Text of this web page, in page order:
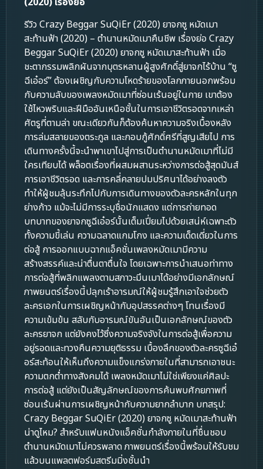
รีวิว Crazy Beggar SuQiEr (2020) ยาจกซู หมัดเมา
สะท้านฟ้า (2020) – ตำนานหมัดเมาคืนชีพ เรื่องย่อ Crazy
Beggar SuQiEr (2020) ยาจกซู หมัดเมาสะท้านฟ้า เมื่อ
ชะตากรรมพลิกผันจากบุตรหลานผู้สูงศักดิ์สู่ยาจกไร้บ้าน “ซู
ฉีเอ๋อร์” ต้องเผชิญกับความโหดร้ายของโลกภายนอกพร้อม
กับความลับของเพลงหมัดเมาที่ซ่อนเร้นอยู่ในกาย เขาต้อง
ใช้ไหวพริบและฝีมืออันเหนือชั้นในการเอาชีวิตรอดจากเหล่า
ศัตรูที่ตามล่า ขณะเดียวกันก็ต้องค้นหาความจริงเบื้องหลัง
การล่มสลายของตระกูล และกอบกู้ศักดิ์ศรีที่สูญเสียไป การ
เดินทางครั้งนี้จะนำพาเขาไปสู่การเป็นตำนานหมัดเมาที่ไม่มี
ใครเทียบได้ พล็อตเรื่องที่ผสมผสานระหว่างการต่อสู้สุดมันส์
การเอาชีวิตรอด และการคลี่คลายปมปริศนาได้อย่างลงตัว
ทำให้ผู้ชมลุ้นระทึกไปกับการเดินทางของตัวละครหลักในทุก
ย่างก้าว แม้จะไม่มีการระบุชื่อนักแสดง แต่การถ่ายทอด
บทบาทของยาจกซูฉีเอ๋อร์นั้นเต็มเปี่ยมไปด้วยเสน่ห์เฉพาะตัว
ทั้งความขี้เล่น ความฉลาดแกมโกง และความเด็ดเดี่ยวในการ
ต่อสู้ การออกแบบฉากแอ็คชั่นเพลงหมัดเมามีความ
สร้างสรรค์และน่าตื่นตาตื่นใจ โดยเฉพาะการนำเสนอท่าทาง
การต่อสู้ที่พลิกแพลงตามสภาวะมึนเมาได้อย่างมีเอกลักษณ์
ภาพยนตร์เรื่องนี้ปลุกเร้าอารมณ์ให้ผู้ชมรู้สึกเอาใจช่วยตัว
ละครเอกในการเผชิญหน้ากับอุปสรรคต่างๆ โทนเรื่องมี
ความเข้มข้น สลับกับอารมณ์ขันอันเป็นเอกลักษณ์ของตัว
ละครยาจก แต่ยังคงไว้ซึ่งความจริงจังในการต่อสู้เพื่อความ
อยู่รอดและทวงคืนความยุติธรรม เบื้องลึกของตัวละครซูฉีเอ๋
อร์สะท้อนให้เห็นถึงความแข็งแกร่งภายในที่สามารถเอาชนะ
ความตกต่ำทางสังคมได้ เพลงหมัดเมาไม่ใช่เพียงแค่ศิลปะ
การต่อสู้ แต่ยังเป็นสัญลักษณ์ของการค้นพบศักยภาพที่
ซ่อนเร้นผ่านการเผชิญหน้ากับความยากลำบาก บทสรุป:
Crazy Beggar SuQiEr (2020) ยาจกซู หมัดเมาสะท้านฟ้า
น่าดูไหม? สำหรับแฟนหนังแอ็คชั่นกำลังภายในที่ชื่นชอบ
ตำนานหมัดเมาไม่ควรพลาด ภาพยนตร์เรื่องนี้พร้อมให้รับชม
แล้วบนแพลตฟอร์มสตรีมมิ่งชั้นนำ